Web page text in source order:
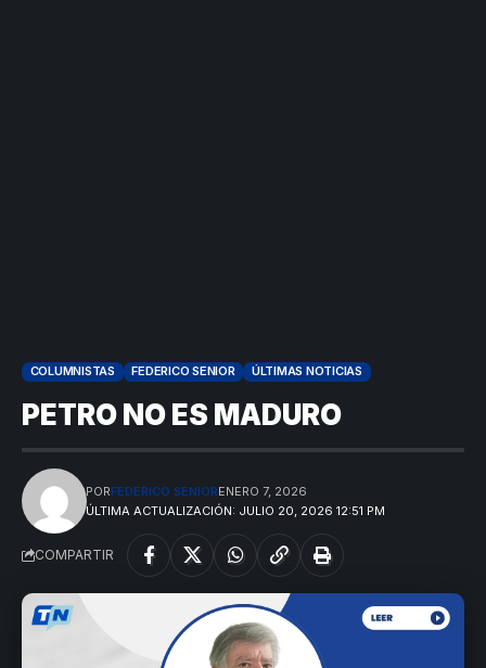
COLUMNISTAS FEDERICO SENIOR ÚLTIMAS NOTICIAS
PETRO NO ES MADURO
ÚLTIMA ACTUALIZACIÓN: JULIO 20, 2026 12:51 PM
PORFEDERICO SENIORENERO 7, 2026
COMPARTIR
Medellín